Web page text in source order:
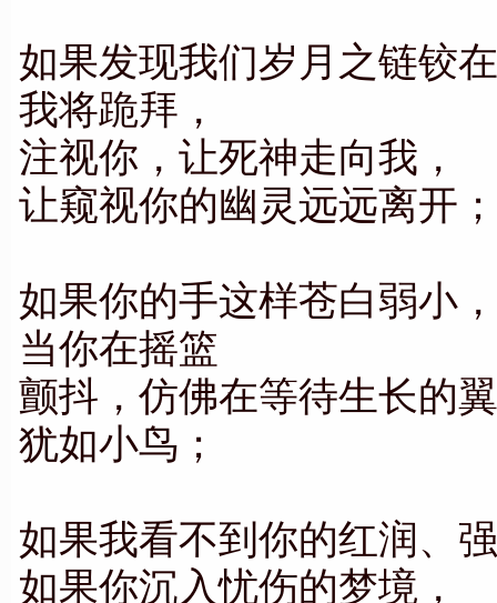
如果发现我们岁月之链铰
我将跪拜，
注视你，让死神走向我，
让窥视你的幽灵远远离开
如果你的手这样苍白弱小
当你在摇篮
颤抖，仿佛在等待生长的
犹如小鸟；
如果我看不到你的红润、
如果你沉入忧伤的梦境，